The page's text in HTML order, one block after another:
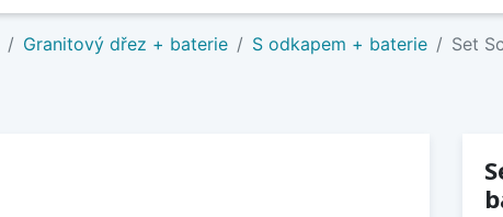
Granitový dřez + baterie S odkapem + baterie Set